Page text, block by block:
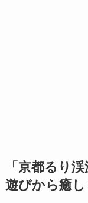
「京都るり
遊びから癒し